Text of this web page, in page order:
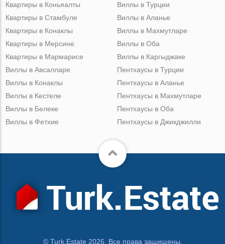
Квартиры в Коньяалты
Квартиры в Стамбуле
Квартиры в Конаклы
Квартиры в Мерсине
Квартиры в Мармарисе
Виллы в Турции
Виллы в Аланье
Виллы в Махмутларе
Виллы в Оба
Виллы в Каргыджаке
Виллы в Авсалларе
Виллы в Конаклы
Виллы в Кестеле
Виллы в Белеке
Виллы в Фетхие
Пентхаусы в Турции
Пентхаусы в Аланье
Пентхаусы в Махмутларе
Пентхаусы в Оба
Пентхаусы в Джикджилли
© Turk.Estate 2026. Все права защищены.